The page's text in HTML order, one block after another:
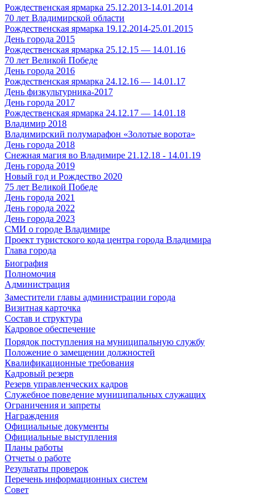
Рождественская ярмарка 25.12.2013-14.01.2014
70 лет Владимирской области
Рождественская ярмарка 19.12.2014-25.01.2015
День города 2015
Рождественская ярмарка 25.12.15 — 14.01.16
70 лет Великой Победе
День города 2016
Рождественская ярмарка 24.12.16 — 14.01.17
День физкультурника-2017
День города 2017
Рождественская ярмарка 24.12.17 — 14.01.18
Владимир 2018
Владимирский полумарафон «Золотые ворота»
День города 2018
Снежная магия во Владимире 21.12.18 - 14.01.19
День города 2019
Новый год и Рождество 2020
75 лет Великой Победе
День города 2021
День города 2022
День города 2023
СМИ о городе Владимире
Проект туристского кода центра города Владимира
Глава города
Биография
Полномочия
Администрация
Заместители главы администрации города
Визитная карточка
Состав и структура
Кадровое обеспечение
Порядок поступления на муниципальную службу
Положение о замещении должностей
Квалификационные требования
Кадровый резерв
Резерв управленческих кадров
Служебное поведение муниципальных служащих
Ограничения и запреты
Награждения
Официальные документы
Официальные выступления
Планы работы
Отчеты о работе
Результаты проверок
Перечень информационных систем
Совет